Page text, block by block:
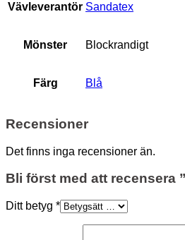
Vävleverantör Sandatex
Mönster Blockrandigt
Färg Blå
Recensioner
Det finns inga recensioner än.
Bli först med att recensera
Ditt betyg *